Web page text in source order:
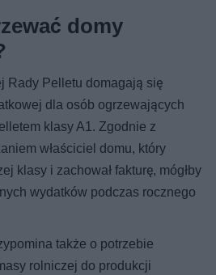
domy
Rady Pelletu domagają się
dla osób ogrzewających
klasy A1. Zgodnie z
właściciel domu, który
klasy i zachował fakturę, mógłby
wydatków podczas rocznego
także o potrzebie
rolniczej do produkcji